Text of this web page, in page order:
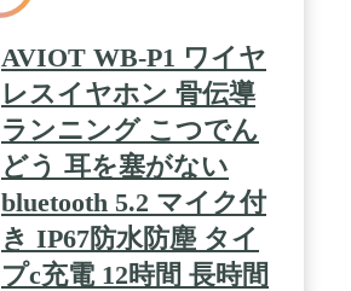
AVIOT WB-P1 ワイヤ
レスイヤホン 骨伝導
ランニング こつでん
どう 耳を塞がない
bluetooth 5.2 マイク付
き IP67防水防塵 タイ
プc充電 12時間 長時間